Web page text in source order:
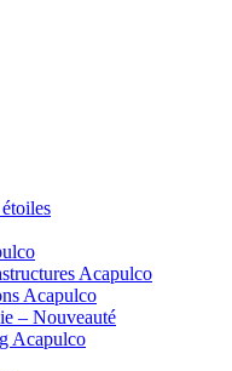
Acapulco
Acapulco
– Nouveauté
Acapulco